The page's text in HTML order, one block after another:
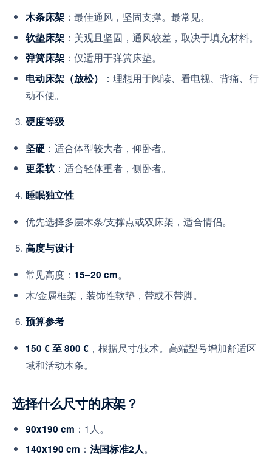
木条床架 ：最佳通风，坚固支撑。最常见。
软垫床架 ：美观且坚固，通风较差，取决于填充材料。
弹簧床架 ：仅适用于弹簧床垫。
电动床架（放松）
：理想用于阅读、看电视、背痛、行
动不便。
硬度等级
坚硬 ：适合体型较大者，仰卧者。
更柔软 ：适合轻体重者，侧卧者。
睡眠独立性
优先选择多层木条/支撑点或双床架，适合情侣。
高度与设计
常见高度： 15–20 cm。
木/金属框架，装饰性软垫，带或不带脚。
预算参考
150 € 至 800 € ，根据尺寸/技术。高端型号增加舒适区
域和活动木条。
选择什么尺寸的床架？
90x190 cm ：1人。
140x190 cm ：法国标准2人。